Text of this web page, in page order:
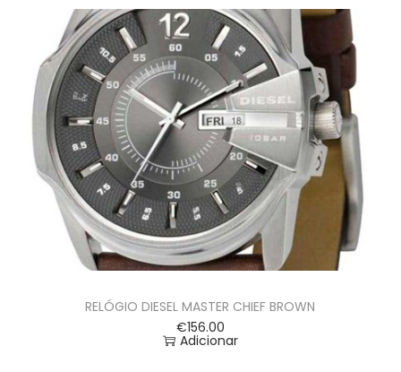
RELÓGIO DIESEL MASTER CHIEF BROWN
€156.00
Adicionar